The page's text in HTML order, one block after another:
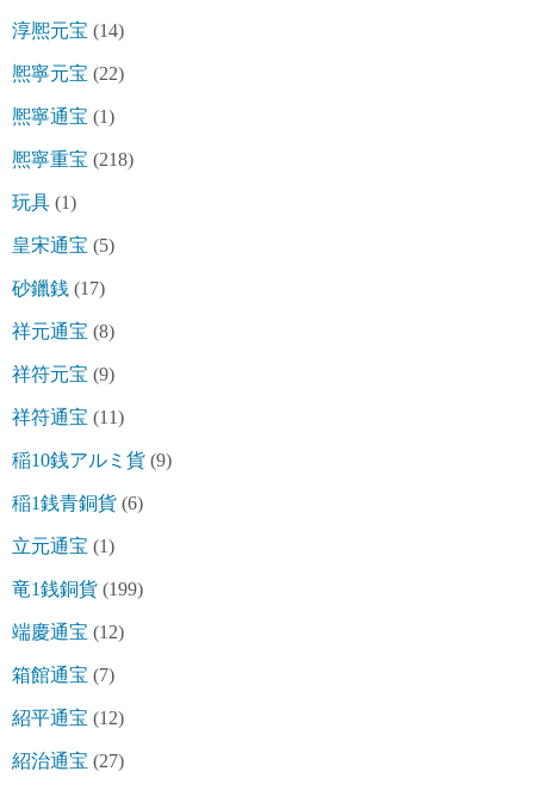
淳熈元宝 (14)
熈寧元宝 (22)
熈寧通宝 (1)
熈寧重宝 (218)
玩具 (1)
皇宋通宝 (5)
砂鑞銭 (17)
祥元通宝 (8)
祥符元宝 (9)
祥符通宝 (11)
稲10銭アルミ貨 (9)
稲1銭青銅貨 (6)
立元通宝 (1)
竜1銭銅貨 (199)
端慶通宝 (12)
箱館通宝 (7)
紹平通宝 (12)
紹治通宝 (27)